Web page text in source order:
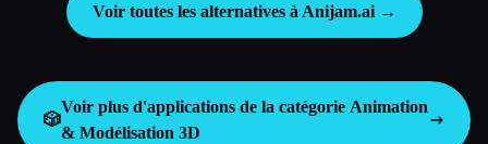
Voir toutes les alternatives à Anijam.ai →
🎲
Voir plus d'applications de la catégorie Animation
& Modélisation 3D